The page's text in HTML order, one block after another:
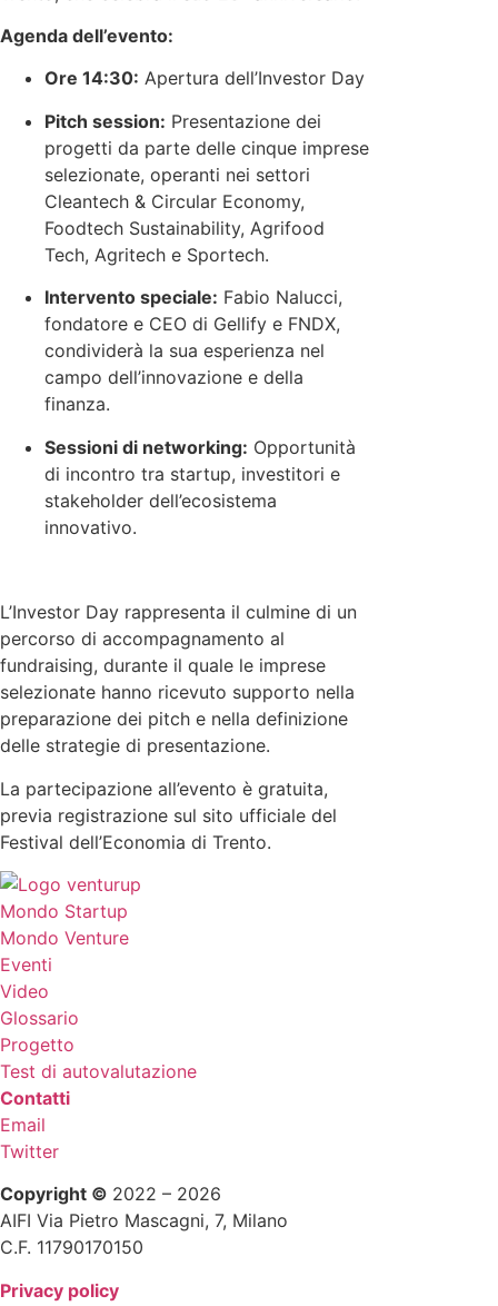
Agenda dell’evento:
Ore 14:30: Apertura dell’Investor Day
Pitch session: Presentazione dei
progetti da parte delle cinque imprese
selezionate, operanti nei settori
Cleantech & Circular Economy,
Foodtech Sustainability, Agrifood
Tech, Agritech e Sportech.
Intervento speciale: Fabio Nalucci,
fondatore e CEO di Gellify e FNDX,
condividerà la sua esperienza nel
campo dell’innovazione e della
finanza.
Sessioni di networking: Opportunità
di incontro tra startup, investitori e
stakeholder dell’ecosistema
innovativo.
L’Investor Day rappresenta il culmine di un
percorso di accompagnamento al
fundraising, durante il quale le imprese
selezionate hanno ricevuto supporto nella
preparazione dei pitch e nella definizione
delle strategie di presentazione.
La partecipazione all’evento è gratuita,
previa registrazione sul sito ufficiale del
Festival dell’Economia di Trento.
Mondo Startup
Mondo Venture
Eventi
Video
Glossario
Progetto
Test di autovalutazione
Contatti
Email
Twitter
Copyright © 2022 – 2026
AIFI Via Pietro Mascagni, 7, Milano
C.F. 11790170150
Privacy policy